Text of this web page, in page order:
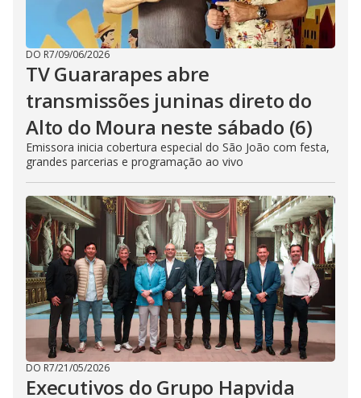
DO R7/09/06/2026
TV Guararapes abre
transmissões juninas direto do
Alto do Moura neste sábado (6)
Emissora inicia cobertura especial do São João com festa,
grandes parcerias e programação ao vivo
DO R7/21/05/2026
Executivos do Grupo Hapvida